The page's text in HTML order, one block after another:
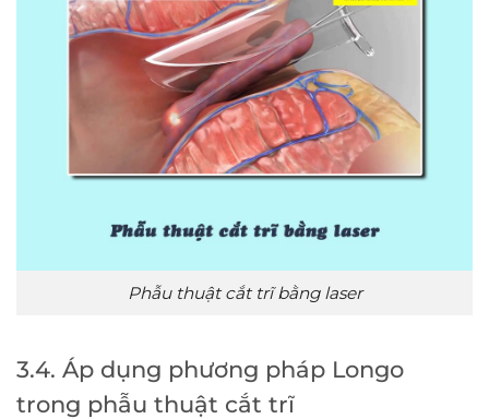
Phẫu thuật cắt trĩ bằng laser
3.4. Áp dụng phương pháp Longo
trong phẫu thuật cắt trĩ